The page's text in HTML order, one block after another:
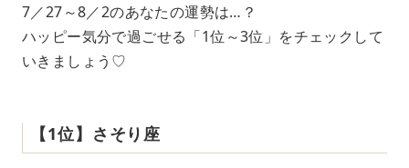
7／27～8／2のあなたの運勢は…？
ハッピー気分で過ごせる「1位～3位」をチェックして
いきましょう♡
【1位】さそり座